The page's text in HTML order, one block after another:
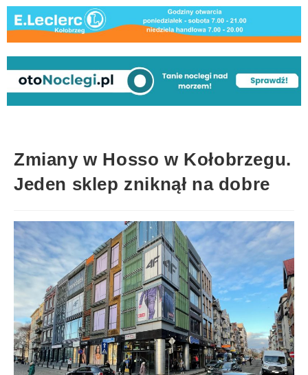
Zmiany w Hosso w Kołobrzegu.
Jeden sklep zniknął na dobre